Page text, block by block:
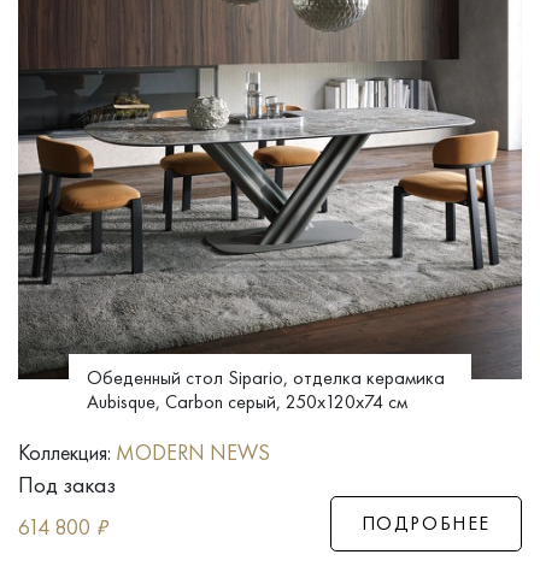
Обеденный стол Sipario, отделка керамика
Aubisque, Carbon серый, 250x120x74 см
Коллекция: MODERN NEWS
Под заказ
614 800 ₽ ПОДРОБНЕЕ